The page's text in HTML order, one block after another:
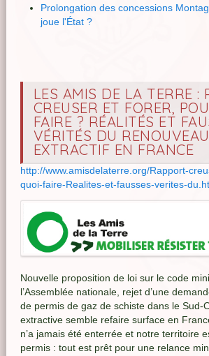
Prolongation des concessions
joue l'État ?
LES AMIS DE LA TERRE :
CREUSER ET FORER,
FAIRE ? RÉALITÉS ET
VÉRITÉS DU RENOUVEAU
EXTRACTIF EN FRANCE
http://www.amisdelaterre.org/Rapport-
quoi-faire-Realites-et-fausses-verites-
Nouvelle proposition de loi sur le code
l’Assemblée nationale, rejet d’une
de permis de gaz de schiste dans le Sud-
extractive semble refaire surface en
n’a jamais été enterrée et notre territoire
permis : tout est prêt pour une relance